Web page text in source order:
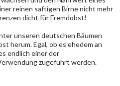
reinen saftigen Birne nicht mehr
dicht für Fremdobst!
unseren deutschen Bäumen
herum. Egal, ob es ehedem an
endlich einer der
zugeführt werden.